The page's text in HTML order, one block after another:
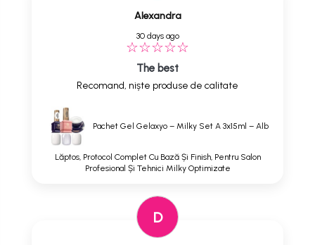
Alexandra
30 days ago
The best
Recomand, niște produse de calitate
Pachet Gel Gelaxyo – Milky Set A 3x15ml – Alb
Lăptos, Protocol Complet Cu Bază Și Finish, Pentru Salon
Profesional Și Tehnici Milky Optimizate
D